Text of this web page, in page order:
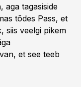
aga tagasiside
tõdes Pass, et
siis veelgi pikem
et see teeb